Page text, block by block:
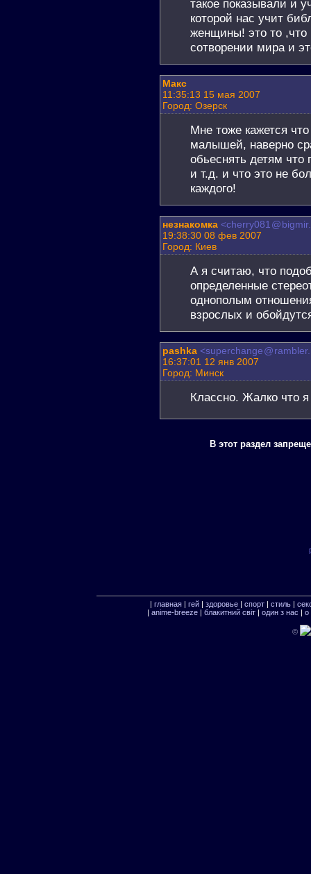
такое показывали и
которой нас учит
женщины! это то
сотворении мира и
Макс
11:35:13 15 мая 2007
Город: Озерск
Мне тоже кажется
малышей, наверно
обьеснять детям
и т.д. и что это не
каждого!
незнакомка <cherry081 @
19:38:30 08 фев 2007
Город: Киев
А я считаю, что
определенные
однополым
взрослых и
pashka <superchange@
16:37:01 12 янв 2007
Город: Минск
Классно. Жалко что
В этот раздел
| главная| гей| здоровье| спорт| стиль|
| anime-breeze| блакитний свiт| один з нас | о
©